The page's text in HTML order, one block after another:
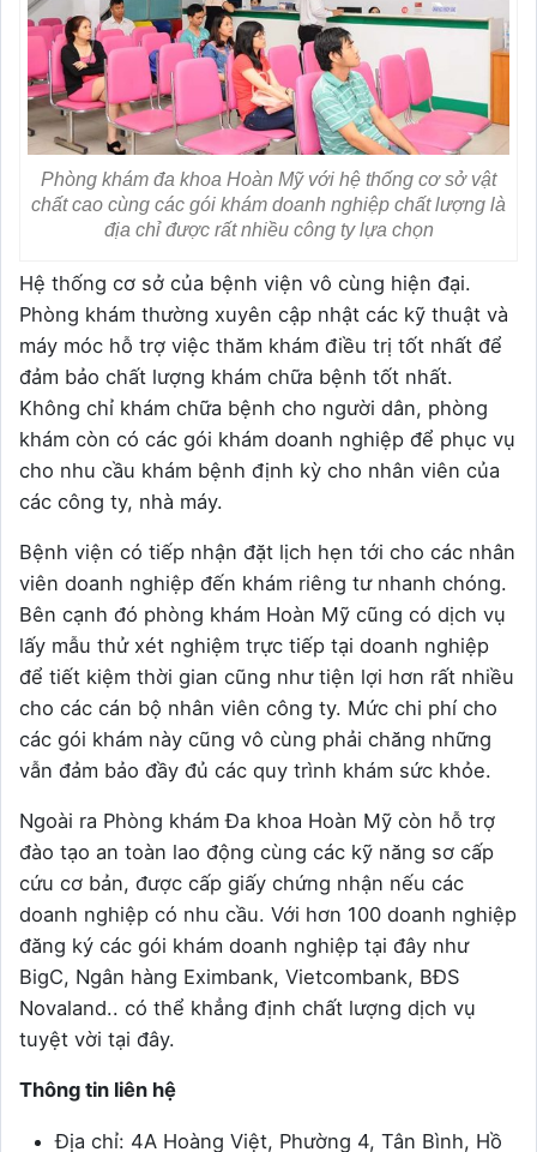
Phòng khám đa khoa Hoàn Mỹ với hệ thống cơ sở vật
chất cao cùng các gói khám doanh nghiệp chất lượng là
địa chỉ được rất nhiều công ty lựa chọn
Hệ thống cơ sở của bệnh viện vô cùng hiện đại.
Phòng khám thường xuyên cập nhật các kỹ thuật và
máy móc hỗ trợ việc thăm khám điều trị tốt nhất để
đảm bảo chất lượng khám chữa bệnh tốt nhất.
Không chỉ khám chữa bệnh cho người dân, phòng
khám còn có các gói khám doanh nghiệp để phục vụ
cho nhu cầu khám bệnh định kỳ cho nhân viên của
các công ty, nhà máy.
Bệnh viện có tiếp nhận đặt lịch hẹn tới cho các nhân
viên doanh nghiệp đến khám riêng tư nhanh chóng.
Bên cạnh đó phòng khám Hoàn Mỹ cũng có dịch vụ
lấy mẫu thử xét nghiệm trực tiếp tại doanh nghiệp
để tiết kiệm thời gian cũng như tiện lợi hơn rất nhiều
cho các cán bộ nhân viên công ty. Mức chi phí cho
các gói khám này cũng vô cùng phải chăng những
vẫn đảm bảo đầy đủ các quy trình khám sức khỏe.
Ngoài ra Phòng khám Đa khoa Hoàn Mỹ còn hỗ trợ
đào tạo an toàn lao động cùng các kỹ năng sơ cấp
cứu cơ bản, được cấp giấy chứng nhận nếu các
doanh nghiệp có nhu cầu. Với hơn 100 doanh nghiệp
đăng ký các gói khám doanh nghiệp tại đây như
BigC, Ngân hàng Eximbank, Vietcombank, BĐS
Novaland.. có thể khẳng định chất lượng dịch vụ
tuyệt vời tại đây.
Thông tin liên hệ
Địa chỉ: 4A Hoàng Việt, Phường 4, Tân Bình, Hồ